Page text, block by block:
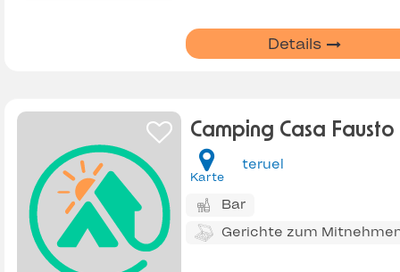
Details
Camping Casa Fausto
Karte
teruel
Bar
Gerichte zum